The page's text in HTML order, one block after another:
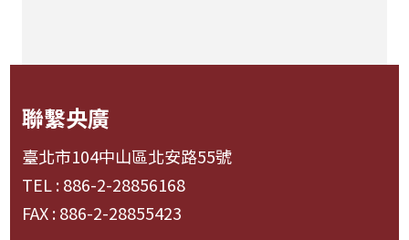
聯繫央廣
臺北市104中山區北安路55號
TEL : 886-2-28856168
FAX : 886-2-28855423